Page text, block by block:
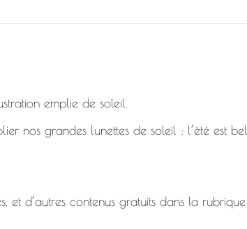
emplie de soleil.
nos grandes lunettes de soleil : l’été est
et d’autres contenus gratuits dans la rubrique